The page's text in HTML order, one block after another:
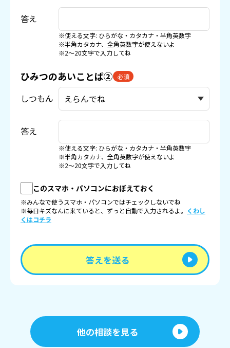
答え
※使える文字: ひらがな・カタカナ・半角英数字
※半角カタカナ、全角英数字が使えないよ
※2〜20文字で入力してね
ひみつのあいことば② 必須
しつもん
答え
※使える文字: ひらがな・カタカナ・半角英数字
※半角カタカナ、全角英数字が使えないよ
※2〜20文字で入力してね
このスマホ・パソコンにおぼえておく
※みんなで使うスマホ・パソコンではチェックしないでね
※毎日キズなんに来ていると、ずっと自動で入力されるよ。 くわし
くはコチラ
答えを送る
他の相談を見る